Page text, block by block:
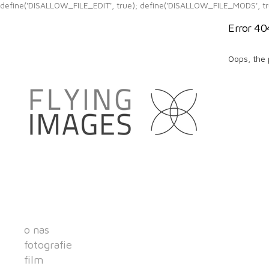
define('DISALLOW_FILE_EDIT', true); define('DISALLOW_FILE_MODS',
o nas
fotografie
film
Error
Oops, the